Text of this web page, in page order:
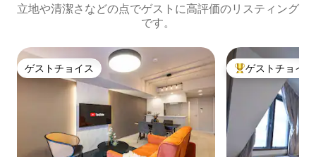
立地や清潔さなどの点でゲストに高評価のリスティング
です。
ゲストチョイス
ゲストチョイス 大好評のゲスト
ゲストチョイス